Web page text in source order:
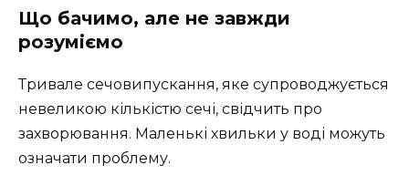
Що бачимо, але не завжди
розуміємо
Тривале сечовипускання, яке супроводжується
невеликою кількістю сечі, свідчить про
захворювання. Маленькі хвильки у воді можуть
означати проблему.